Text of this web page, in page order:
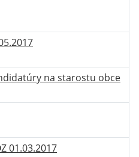
na starostu obce
01.03.2017